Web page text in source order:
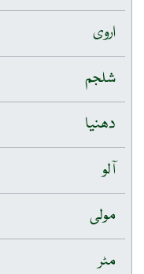
اروی
شلجم
دھنیا
آلو
مولی
مٹر